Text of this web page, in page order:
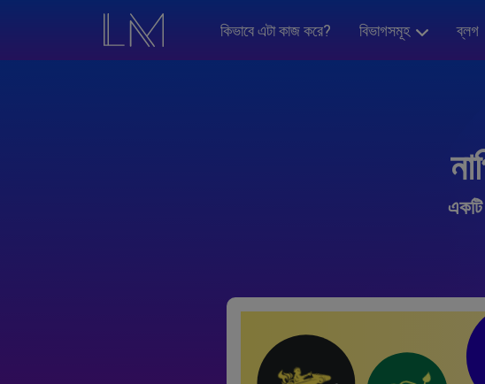
কিভাবে এটা কাজ করে? বিভাগসমূহ ব্লগ